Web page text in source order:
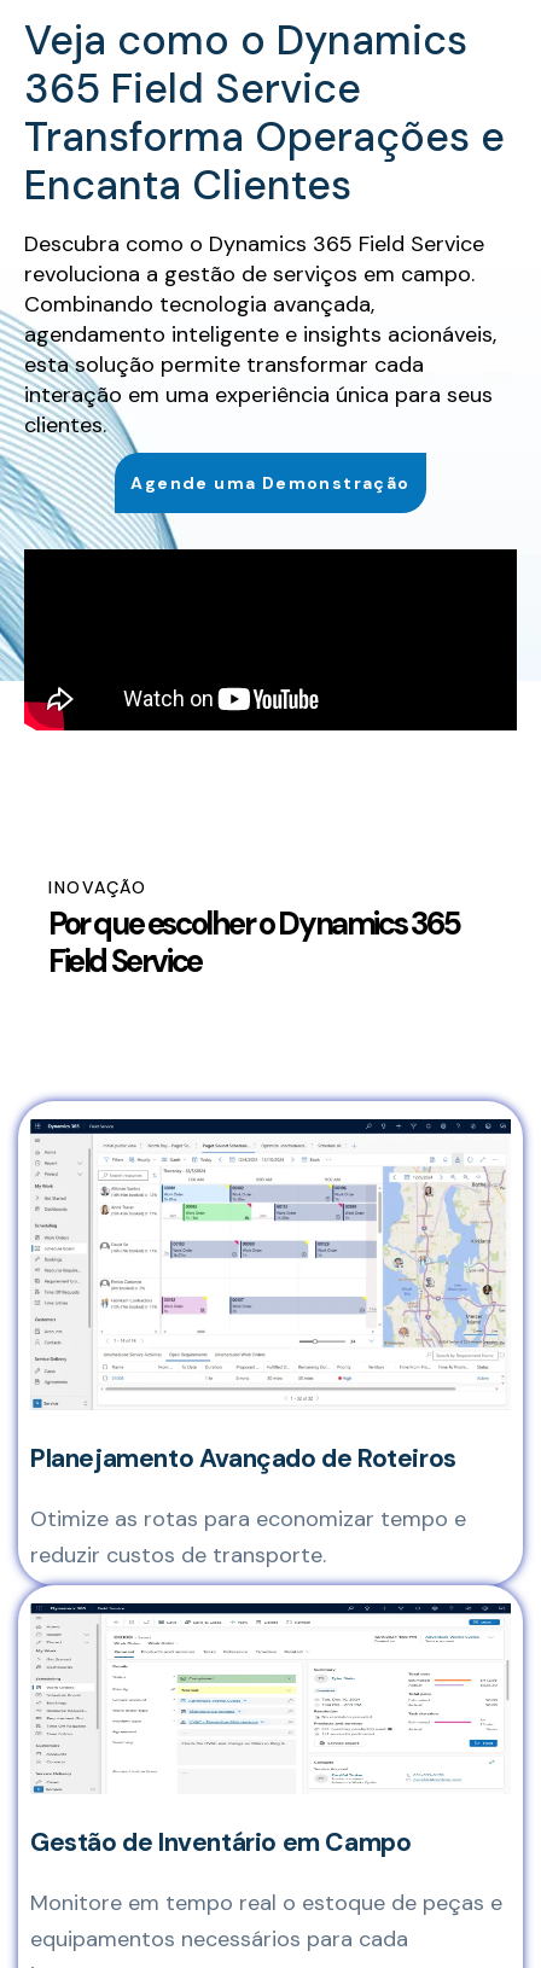
Veja como o Dynamics
365 Field Service
Transforma Operações e
Encanta Clientes
Descubra como o Dynamics 365 Field Service
revoluciona a gestão de serviços em campo.
Combinando tecnologia avançada,
agendamento inteligente e insights acionáveis,
esta solução permite transformar cada
interação em uma experiência única para seus
clientes.
Agende uma Demonstração
INOVAÇÃO
Por que escolher o Dynamics 365
Field Service
Planejamento Avançado de Roteiros
Otimize as rotas para economizar tempo e
reduzir custos de transporte.
Gestão de Inventário em Campo
Monitore em tempo real o estoque de peças e
equipamentos necessários para cada